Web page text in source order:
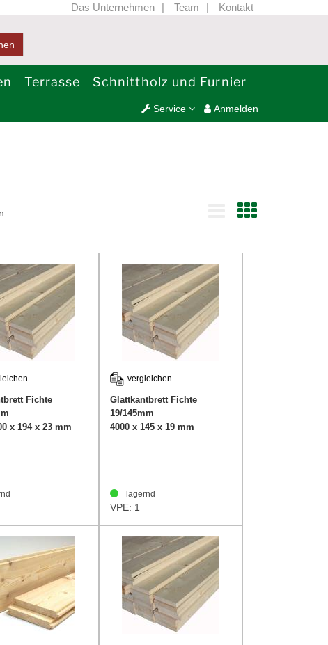
Das Unternehmen Team Kontakt
Terrasse Schnittholz und Furnier
Anmelden
Service
Fichte
x 194 x 23 mm
vergleichen
Glattkantbrett Fichte
19/145mm
4000 x 145 x 19 mm
lagernd
VPE: 1